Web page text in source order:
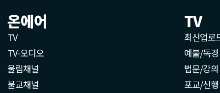
온에어
TV
TV-오디오
울림채널
불교채널
TV
최신업로
예불/독경
법문/강의
포교/신행